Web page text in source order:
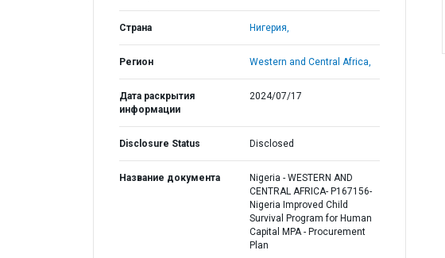
Страна Нигерия,
Регион Western and Central Africa,
Дата раскрытия
информации
2024/07/17
Disclosure Status Disclosed
Название документа
Nigeria - WESTERN AND
CENTRAL AFRICA- P167156-
Nigeria Improved Child
Survival Program for Human
Capital MPA - Procurement
Plan